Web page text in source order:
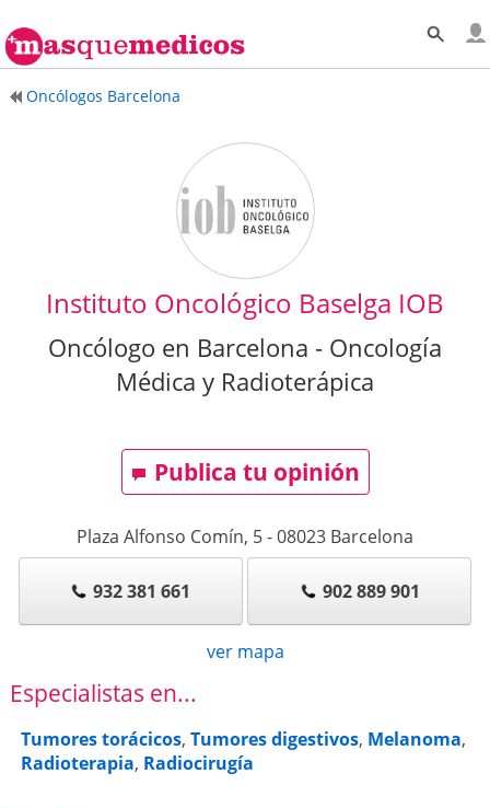
Oncólogos Barcelona
Instituto Oncológico Baselga IOB
Oncólogo en Barcelona - Oncología
Médica y Radioterápica
Publica tu opinión
Plaza Alfonso Comín, 5-08023 Barcelona
932 381 661 902 889 901
ver mapa
Especialistas en...
Tumores torácicos, Tumores digestivos, Melanoma,
Radioterapia, Radiocirugía